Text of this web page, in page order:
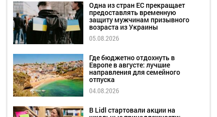
Одна из стран ЕС прекращает
предоставлять временную
защиту мужчинам призывного
возраста из Украины
05.08.2026
Где бюджетно отдохнуть в
Европе в августе: лучшие
направления для семейного
отпуска
04.08.2026
В Lidl стартовали акции на